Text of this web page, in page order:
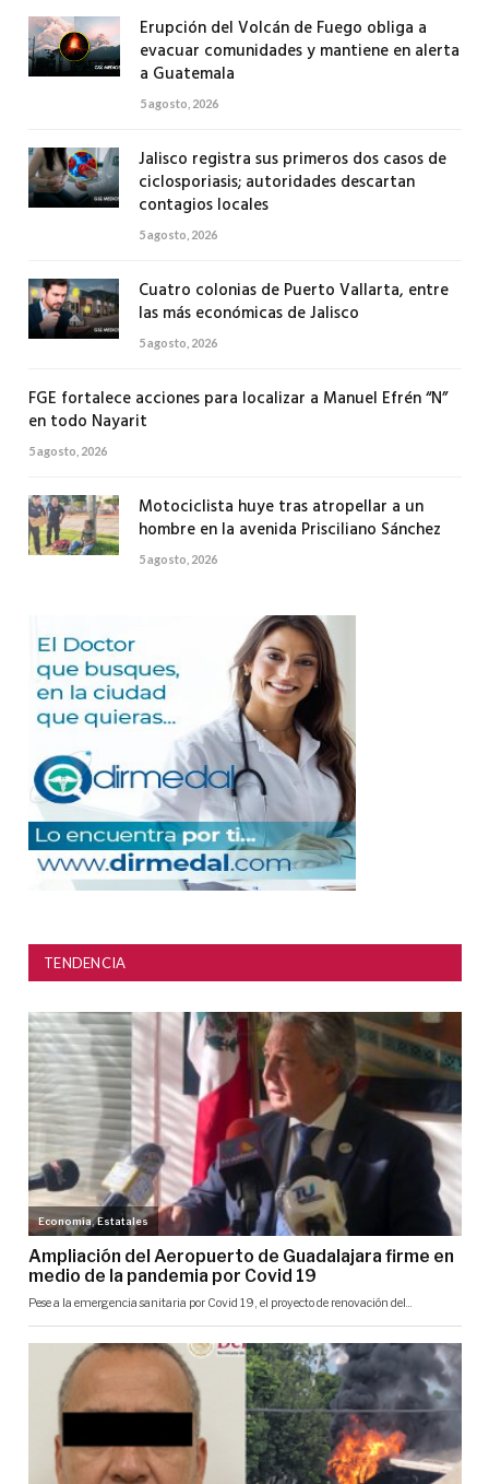
Erupción del Volcán de Fuego obliga a
evacuar comunidades y mantiene en alerta
a Guatemala
5 agosto, 2026
Jalisco registra sus primeros dos casos de
ciclosporiasis; autoridades descartan
contagios locales
5 agosto, 2026
Cuatro colonias de Puerto Vallarta, entre
las más económicas de Jalisco
5 agosto, 2026
FGE fortalece acciones para localizar a Manuel Efrén “N”
en todo Nayarit
5 agosto, 2026
Motociclista huye tras atropellar a un
hombre en la avenida Prisciliano Sánchez
5 agosto, 2026
TENDENCIA